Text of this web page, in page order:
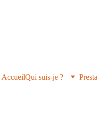
AccueilQui suis-je ?